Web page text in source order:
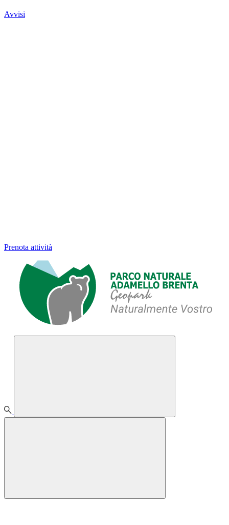
Avvisi
Prenota attività